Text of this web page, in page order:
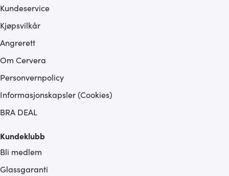
Kundeservice
Kjøpsvilkår
Angrerett
Om Cervera
Personvernpolicy
Informasjonskapsler (Cookies)
BRA DEAL
Kundeklubb
Bli medlem
Glassgaranti